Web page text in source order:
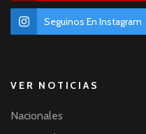
Seguinos En Instagram
VER NOTICIAS
Nacionales